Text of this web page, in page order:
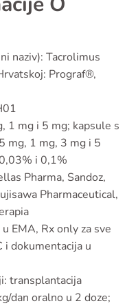
naziv): Tacrolimus
Prograf®,
1 mg i 5 mg; kapsule s
mg, 1 mg, 3 mg i 5
i 0,1%
Pharma, Sandoz,
Pharmaceutical,
EMA, Rx only za sve
i dokumentacija u
transplantacija
dan oralno u 2 doze;